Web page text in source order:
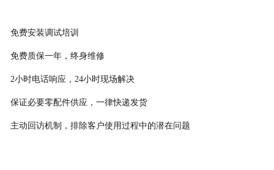
免费安装调试培训
免费质保一年，终身维修
2小时电话响应， 24小时现场解决
保证必要零配件供应，一律快递发货
主动回访机制，排除客户使用过程中的潜在问题